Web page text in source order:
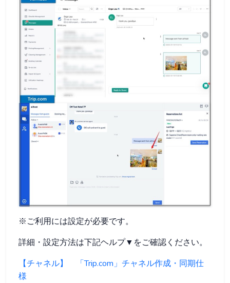
※ご利用には設定が必要です。
詳細・設定方法は下記ヘルプ▼をご確認ください。
【チャネル】 「Trip.com」チャネル作成・同期仕
様